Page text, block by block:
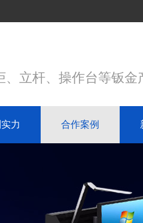
、立杆、操作台等钣金
力 合作案例